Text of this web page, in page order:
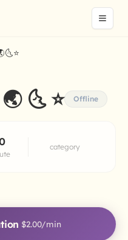
🌜 ⭐ Offline
category
$2.00/min